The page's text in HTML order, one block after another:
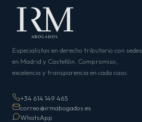
Especialistas en derecho tributario con sedes
en Madrid y Castellón. Compromiso,
excelencia y transparencia en cada caso.
+34 614 149 465
correo@irmabogados.es
WhatsApp